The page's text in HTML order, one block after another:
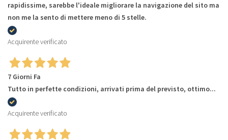
rapidissime, sarebbe l'ideale migliorare la navigazione del sito ma
non me la sento di mettere meno di 5 stelle.
Acquirente verificato
7 Giorni Fa
Tutto in perfette condizioni, arrivati prima del previsto, ottimo...
Acquirente verificato